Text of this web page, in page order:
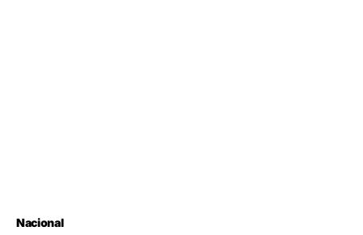
Nacional